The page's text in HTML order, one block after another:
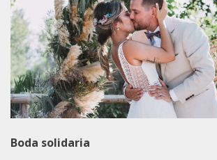
Boda solidaria